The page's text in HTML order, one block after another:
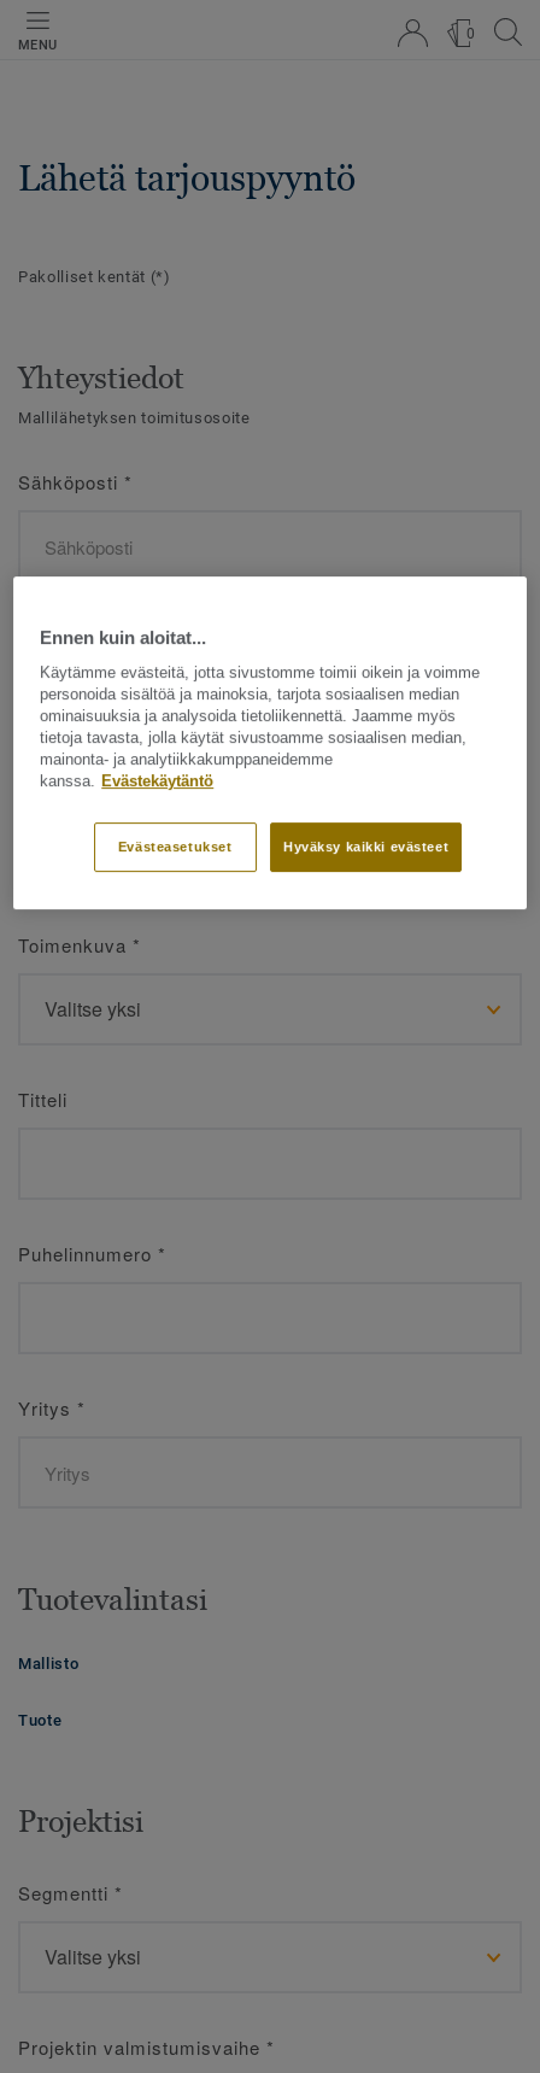
MENU
0
Lähetä tarjouspyyntö
Pakolliset kentät (*)
Yhteystiedot
Mallilähetyksen toimitusosoite
Sähköposti *
Etunimi*
Sukunimi*
Toimenkuva *
Titteli
Puhelinnumero *
Yritys *
Tuotevalintasi
Mallisto
Tuote
Projektisi
Segmentti *
Projektin valmistumisvaihe *
Ennen kuin aloitat...
Käytämme evästeitä, jotta sivustomme toimii oikein ja voimme
personoida sisältöä ja mainoksia, tarjota sosiaalisen median
ominaisuuksia ja analysoida tietoliikennettä. Jaamme myös
tietoja tavasta, jolla käytät sivustoamme sosiaalisen median,
mainonta- ja analytiikkakumppaneidemme
kanssa.
Evästekäytäntö
Hyväksy kaikki evästeet
Evästeasetukset